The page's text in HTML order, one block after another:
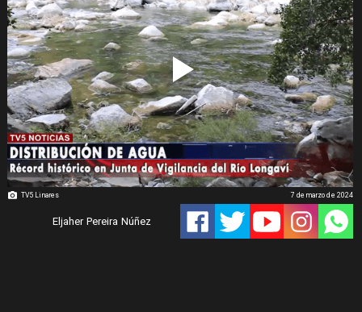
TV5 Linares
Eljaher Pereira Núñez
7 de marzo de 2024